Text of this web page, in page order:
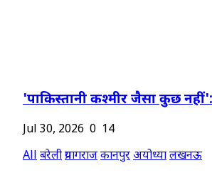
'पाकिस्तानी कश्मीर जैसा कुछ
Jul 30, 2026 0 14
Allबरेलीप्रयागराजकानपुरअयोध्यालखनऊ